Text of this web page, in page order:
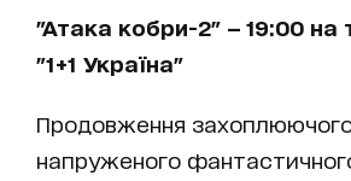
"Атака кобри-2" — 19:00 на
"1+1 Україна"
Продовження захоплюючого
напруженого